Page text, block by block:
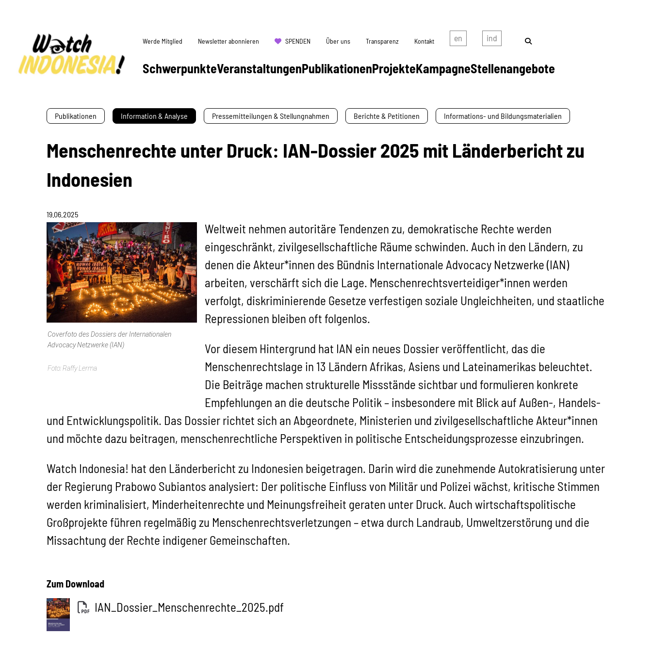
SchwerpunkteVeranstaltungenPublikationenProjekteKampagneStellenangebote
Werde Mitglied Newsletter abonnieren SPENDEN Über uns Transparenz Kontakt
Publikationen Information & Analyse Pressemitteilungen & Stellungnahmen Berichte & Petitionen Informations- und Bildungsmaterialien
Menschenrechte unter Druck: IAN-Dossier 2025 mit Länderbericht zu
Indonesien
19.06.2025
Coverfoto des Dossiers der Internationalen
Advocacy Netzwerke (IAN)
Raffy Lerma
Weltweit nehmen autoritäre Tendenzen zu, demokratische Rechte werden
eingeschränkt, zivilgesellschaftliche Räume schwinden. Auch in den Ländern, zu
denen die Akteur*innen des Bündnis Internationale Advocacy Netzwerke (IAN)
arbeiten, verschärft sich die Lage. Menschenrechtsverteidiger*innen werden
verfolgt, diskriminierende Gesetze verfestigen soziale Ungleichheiten, und staatliche
Repressionen bleiben oft folgenlos.
Vor diesem Hintergrund hat IAN ein neues Dossier veröffentlicht, das die
Menschenrechtslage in 13 Ländern Afrikas, Asiens und Lateinamerikas beleuchtet.
Die Beiträge machen strukturelle Missstände sichtbar und formulieren konkrete
Empfehlungen an die deutsche Politik – insbesondere mit Blick auf Außen-, Handels-
und Entwicklungspolitik. Das Dossier richtet sich an Abgeordnete, Ministerien und zivilgesellschaftliche Akteur*innen
und möchte dazu beitragen, menschenrechtliche Perspektiven in politische Entscheidungsprozesse einzubringen.
Watch Indonesia! hat den Länderbericht zu Indonesien beigetragen. Darin wird die zunehmende Autokratisierung unter
der Regierung Prabowo Subiantos analysiert: Der politische Einfluss von Militär und Polizei wächst, kritische Stimmen
werden kriminalisiert, Minderheitenrechte und Meinungsfreiheit geraten unter Druck. Auch wirtschaftspolitische
Großprojekte führen regelmäßig zu Menschenrechtsverletzungen – etwa durch Landraub, Umweltzerstörung und die
Missachtung der Rechte indigener Gemeinschaften.
Zum Download
IAN_Dossier_Menschenrechte_2025.pdf